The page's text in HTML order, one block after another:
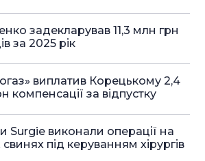
задекларував 11,3 млн грн
за 2025 рік
виплатив Корецькому 2,4
компенсації за відпустку
Surgie виконали операції на
під керуванням хірургів